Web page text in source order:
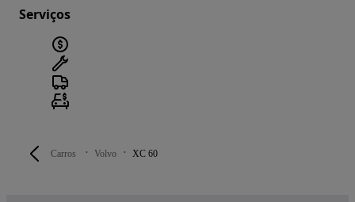
Carros Volvo XC 60
Serviços